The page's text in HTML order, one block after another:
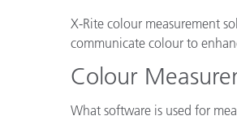
X-Rite colour measurement
communicate colour to
Colour
What software is used for